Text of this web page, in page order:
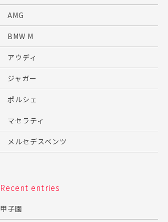
AMG
BMW M
アウディ
ジャガー
ポルシェ
マセラティ
メルセデスベンツ
Recent entries
甲子園